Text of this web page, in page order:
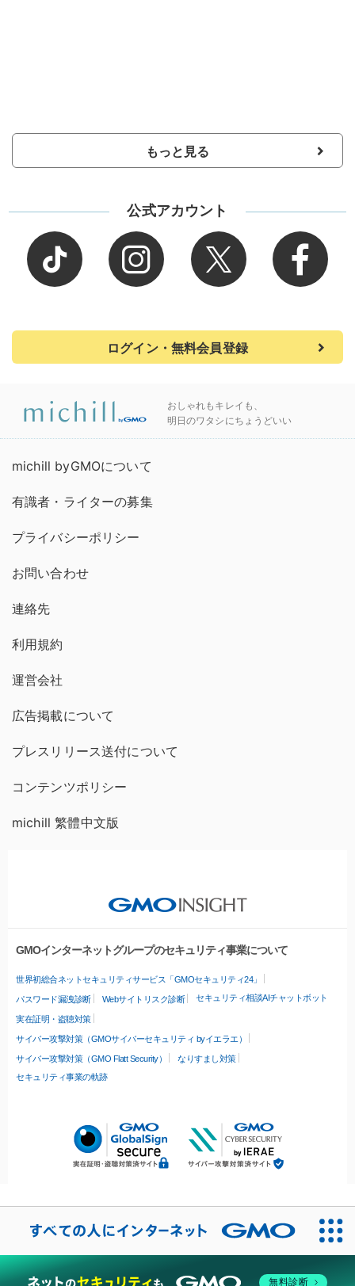
もっと見る
公式アカウント
ログイン・無料会員登録
おしゃれもキレイも、
明日のワタシにちょうどいい
michill byGMOについて
有識者・ライターの募集
プライバシーポリシー
お問い合わせ
連絡先
利用規約
運営会社
広告掲載について
プレスリリース送付について
コンテンツポリシー
michill 繁體中文版
GMOインターネットグループのセキュリティ事業について
世界初総合ネットセキュリティサービス「GMOセキュリティ24」
パスワード漏洩診断 Webサイトリスク診断 セキュリティ相談AIチャットボット
実在証明・盗聴対策
サイバー攻撃対策（GMOサイバーセキュリティ byイエラエ）
サイバー攻撃対策（GMO Flatt Security）
なりすまし対策
セキュリティ事業の軌跡
無料診断